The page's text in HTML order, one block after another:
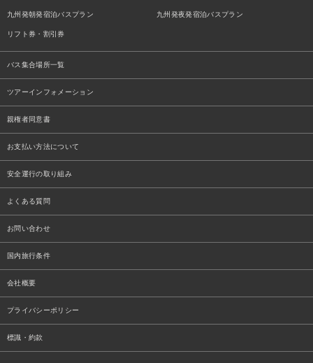
九州発朝発宿泊バスプラン 九州発夜発宿泊バスプラン
リフト券・割引券
バス集合場所一覧
ツアーインフォメーション
親権者同意書
お支払い方法について
安全運行の取り組み
よくある質問
お問い合わせ
国内旅行条件
会社概要
プライバシーポリシー
標識・約款